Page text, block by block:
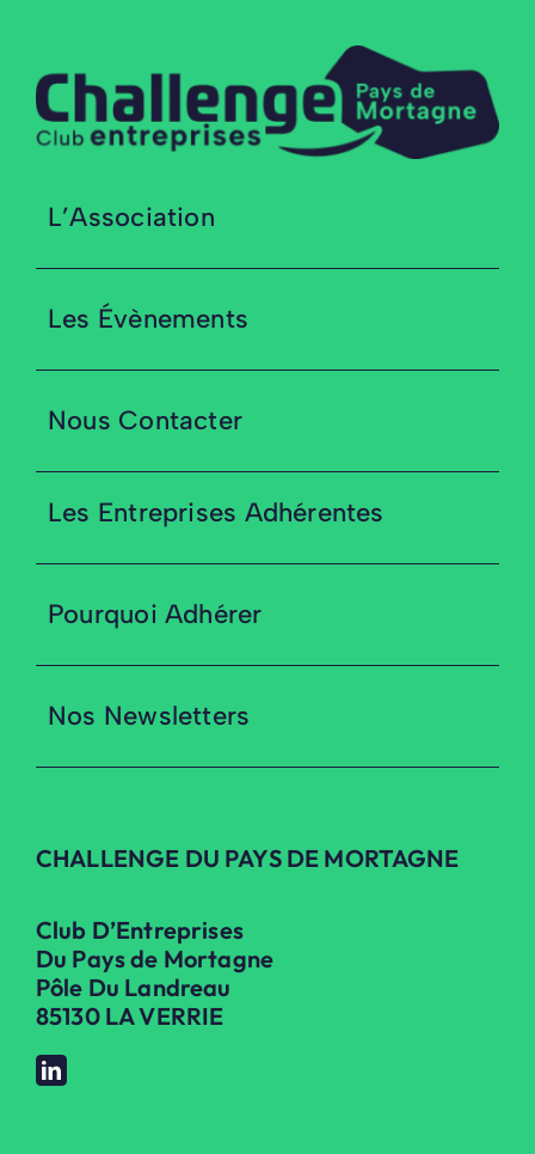
Les Entreprises Adhérentes
Pourquoi Adhérer
Club D’Entreprises
Du Pays de Mortagne
Pôle Du Landreau